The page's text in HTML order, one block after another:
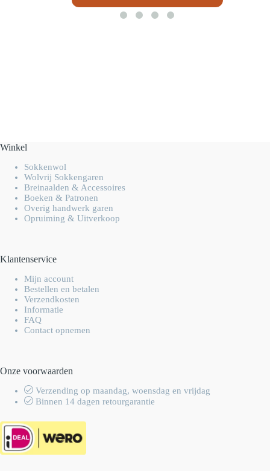
Winkel
Sokkenwol
Wolvrij Sokkengaren
Breinaalden & Accessoires
Boeken & Patronen
Overig handwerk garen
Opruiming & Uitverkoop
Klantenservice
Mijn account
Bestellen en betalen
Verzendkosten
Informatie
FAQ
Contact opnemen
Onze voorwaarden
Verzending op maandag, woensdag en vrijdag
Binnen 14 dagen retourgarantie